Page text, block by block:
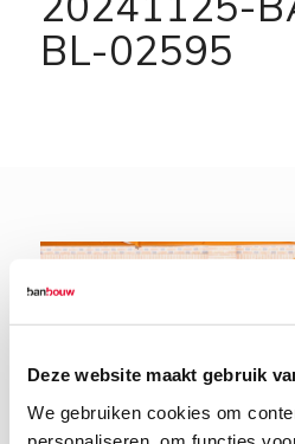
Deze website maakt gebruik
We gebruiken cookies om
BL-02595